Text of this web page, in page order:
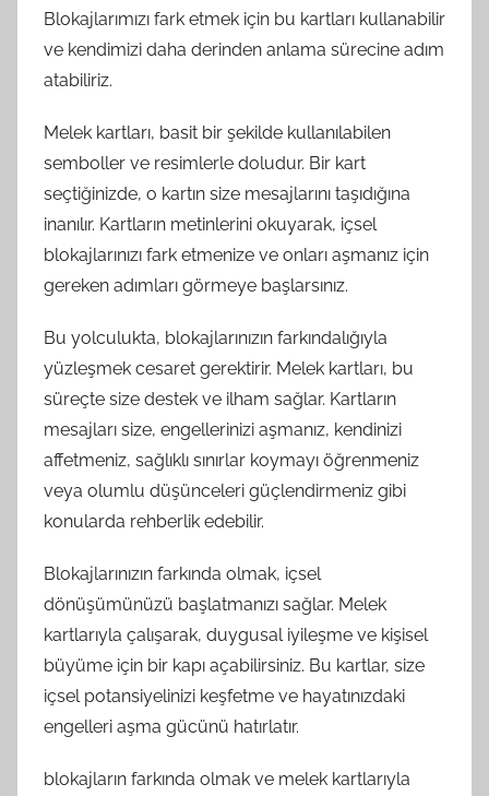
Blokajlarımızı fark etmek için bu kartları kullanabilir
ve kendimizi daha derinden anlama sürecine adım
atabiliriz.
Melek kartları, basit bir şekilde kullanılabilen
semboller ve resimlerle doludur. Bir kart
seçtiğinizde, o kartın size mesajlarını taşıdığına
inanılır. Kartların metinlerini okuyarak, içsel
blokajlarınızı fark etmenize ve onları aşmanız için
gereken adımları görmeye başlarsınız.
Bu yolculukta, blokajlarınızın farkındalığıyla
yüzleşmek cesaret gerektirir. Melek kartları, bu
süreçte size destek ve ilham sağlar. Kartların
mesajları size, engellerinizi aşmanız, kendinizi
affetmeniz, sağlıklı sınırlar koymayı öğrenmeniz
veya olumlu düşünceleri güçlendirmeniz gibi
konularda rehberlik edebilir.
Blokajlarınızın farkında olmak, içsel
dönüşümünüzü başlatmanızı sağlar. Melek
kartlarıyla çalışarak, duygusal iyileşme ve kişisel
büyüme için bir kapı açabilirsiniz. Bu kartlar, size
içsel potansiyelinizi keşfetme ve hayatınızdaki
engelleri aşma gücünü hatırlatır.
blokajların farkında olmak ve melek kartlarıyla